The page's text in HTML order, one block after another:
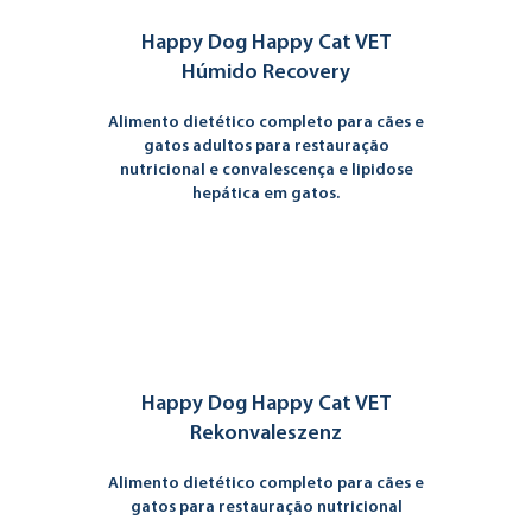
Happy Dog Happy Cat VET
Húmido Recovery
Alimento dietético completo para cães e
gatos adultos para restauração
nutricional e convalescença e lipidose
hepática em gatos.
Happy Dog Happy Cat VET
Rekonvaleszenz
Alimento dietético completo para cães e
gatos para restauração nutricional